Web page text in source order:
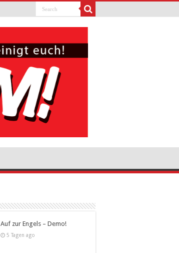
Auf zur Engels – Demo!
5 Tagen ago